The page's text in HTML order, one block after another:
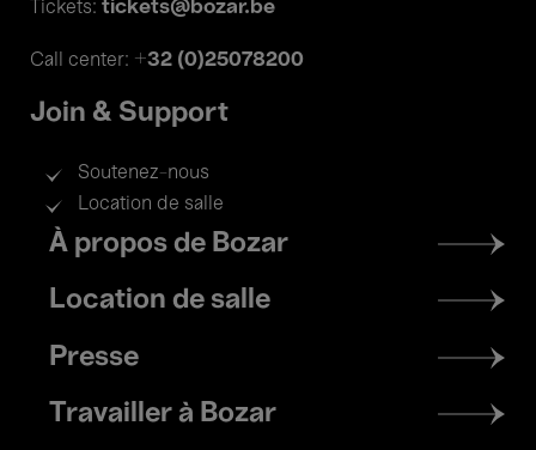
Tickets: tickets@bozar.be
Call center: +32 (0)25078200
Join & Support
Soutenez-nous
Location de salle
Footer
menu
À propos de Bozar
Location de salle
Presse
Travailler à Bozar